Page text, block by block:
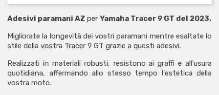
Adesivi paramani AZ per Yamaha Tracer 9 GT del 2023.
Migliorate la longevità dei vostri paramani mentre esaltate lo
stile della vostra Tracer 9 GT grazie a questi adesivi.
Realizzati in materiali robusti, resistono ai graffi e all'usura
quotidiana, affermando allo stesso tempo l'estetica della
vostra moto.